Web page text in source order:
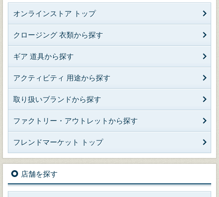
オンラインストア トップ
クロージング 衣類から探す
ギア 道具から探す
アクティビティ 用途から探す
取り扱いブランドから探す
ファクトリー・アウトレットから探す
フレンドマーケット トップ
店舗を探す